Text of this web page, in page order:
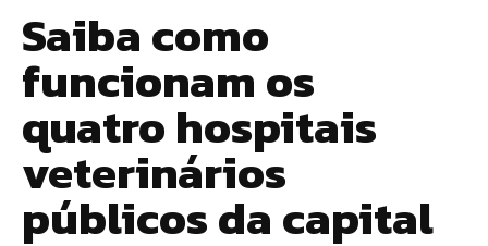
Saiba como
funcionam os
quatro hospitais
veterinários
públicos da capital